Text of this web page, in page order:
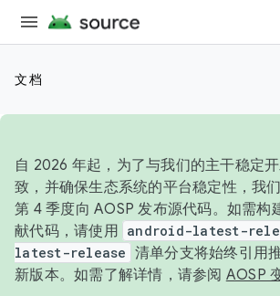
文档
自 2026 年起，为了与我们的主干稳定
致，并确保生态系统的平台稳定性，我
第 4 季度向 AOSP 发布源代码。如需构
献代码，请使用 android-latest-
latest-release 清单分支将始终引用
新版本。如需了解详情，请参阅 AOSP